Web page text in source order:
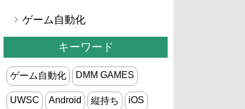
ゲーム自動化
キーワード
ゲーム自動化 DMM GAMES
UWSC Android 縦持ち iOS